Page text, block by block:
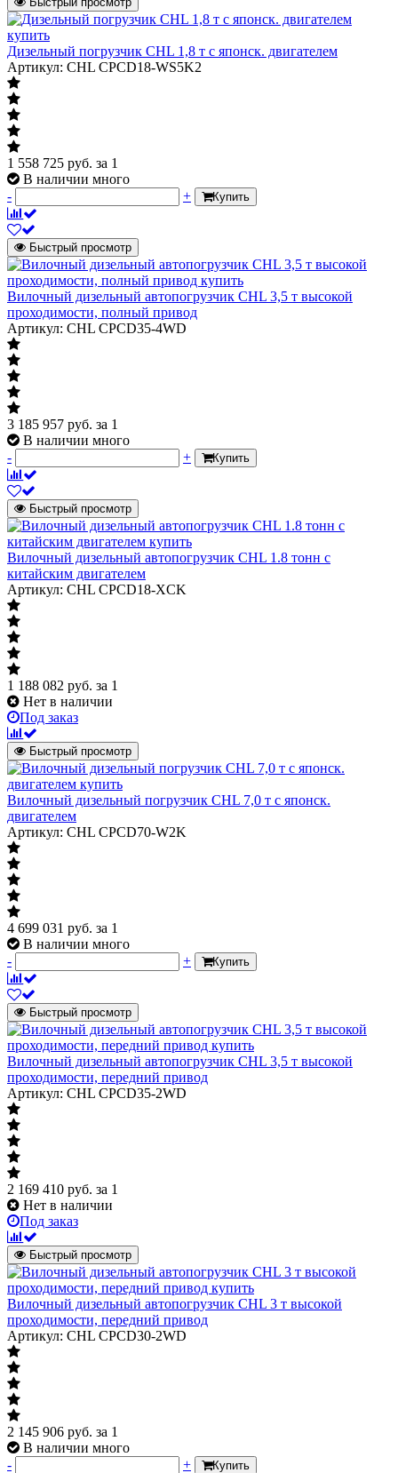
Дизельный погрузчик CHL 1,8 т с японск. двигателем
Артикул: CHL CPCD18-WS5K2
1 558 725 руб. за 1
В наличии много
-
+ Купить
Быстрый просмотр
Вилочный дизельный автопогрузчик CHL 3,5 т высокой
проходимости, полный привод
Артикул: CHL CPCD35-4WD
3 185 957 руб. за 1
В наличии много
-
+ Купить
Быстрый просмотр
Вилочный дизельный автопогрузчик CHL 1.8 тонн с
китайским двигателем
Артикул: CHL CPCD18-XCK
1 188 082 руб. за 1
Нет в наличии
Под заказ
Быстрый просмотр
Вилочный дизельный погрузчик CHL 7,0 т с японск.
двигателем
Артикул: CHL CPCD70-W2K
4 699 031 руб. за 1
В наличии много
-
+ Купить
Быстрый просмотр
Вилочный дизельный автопогрузчик CHL 3,5 т высокой
проходимости, передний привод
Артикул: CHL CPCD35-2WD
2 169 410 руб. за 1
Нет в наличии
Под заказ
Быстрый просмотр
Вилочный дизельный автопогрузчик CHL 3 т высокой
проходимости, передний привод
Артикул: CHL CPCD30-2WD
2 145 906 руб. за 1
В наличии много
-
+ Купить